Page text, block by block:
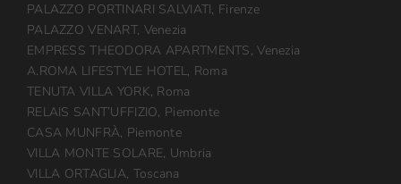
PALAZZO PORTINARI SALVIATI, Firenze
PALAZZO VENART, Venezia
EMPRESS THEODORA APARTMENTS, Venezia
A.ROMA LIFESTYLE HOTEL, Roma
TENUTA VILLA YORK, Roma
RELAIS SANT’UFFIZIO, Piemonte
CASA MUNFRÀ, Piemonte
VILLA MONTE SOLARE, Umbria
VILLA ORTAGLIA, Toscana